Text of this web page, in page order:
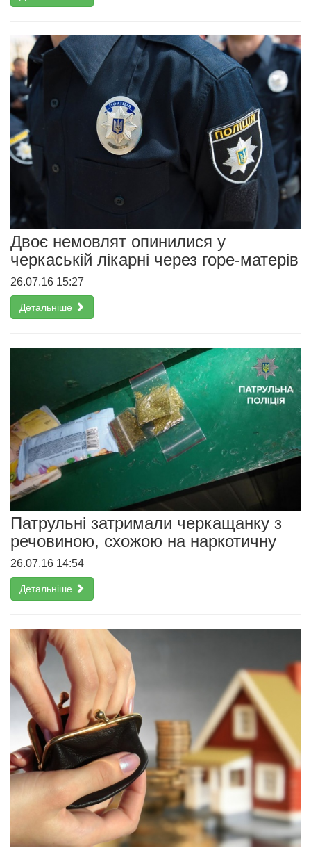
Двоє немовлят опинилися у
черкаській лікарні через горе-матерів
26.07.16 15:27
Детальніше
Патрульні затримали черкащанку з
речовиною, схожою на наркотичну
26.07.16 14:54
Детальніше